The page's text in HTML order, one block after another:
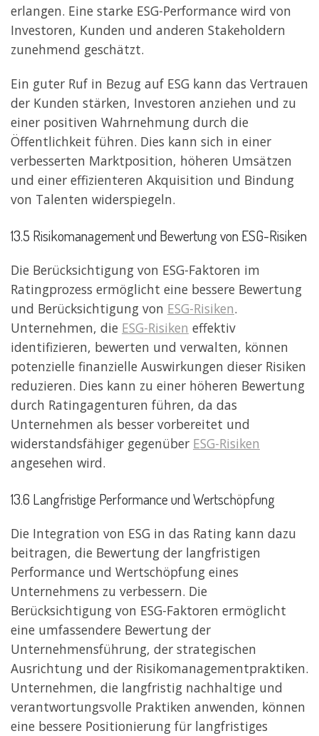
erlangen. Eine starke ESG-Performance wird von
Investoren, Kunden und anderen Stakeholdern
zunehmend geschätzt.
Ein guter Ruf in Bezug auf ESG kann das Vertrauen
der Kunden stärken, Investoren anziehen und zu
einer positiven Wahrnehmung durch die
Öffentlichkeit führen. Dies kann sich in einer
verbesserten Marktposition, höheren Umsätzen
und einer effizienteren Akquisition und Bindung
von Talenten widerspiegeln.
13.5 Risikomanagement und Bewertung von ESG-Risiken
Die Berücksichtigung von ESG-Faktoren im
Ratingprozess ermöglicht eine bessere Bewertung
und Berücksichtigung von ESG-Risiken.
Unternehmen, die ESG-Risiken effektiv
identifizieren, bewerten und verwalten, können
potenzielle finanzielle Auswirkungen dieser Risiken
reduzieren. Dies kann zu einer höheren Bewertung
durch Ratingagenturen führen, da das
Unternehmen als besser vorbereitet und
widerstandsfähiger gegenüber ESG-Risiken
angesehen wird.
13.6 Langfristige Performance und Wertschöpfung
Die Integration von ESG in das Rating kann dazu
beitragen, die Bewertung der langfristigen
Performance und Wertschöpfung eines
Unternehmens zu verbessern. Die
Berücksichtigung von ESG-Faktoren ermöglicht
eine umfassendere Bewertung der
Unternehmensführung, der strategischen
Ausrichtung und der Risikomanagementpraktiken.
Unternehmen, die langfristig nachhaltige und
verantwortungsvolle Praktiken anwenden, können
eine bessere Positionierung für langfristiges